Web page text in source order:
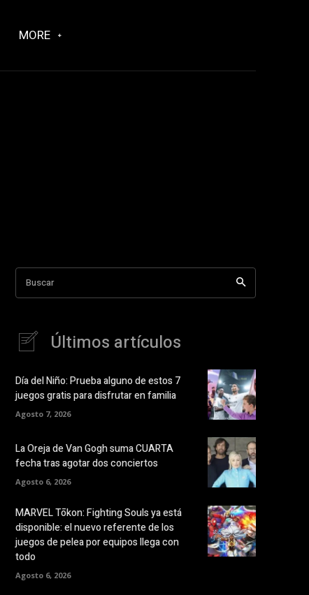
MORE
Buscar
Últimos artículos
Día del Niño: Prueba alguno de estos 7
juegos gratis para disfrutar en familia
Agosto 7, 2026
La Oreja de Van Gogh suma CUARTA
fecha tras agotar dos conciertos
Agosto 6, 2026
MARVEL Tōkon: Fighting Souls ya está
disponible: el nuevo referente de los
juegos de pelea por equipos llega con
todo
Agosto 6, 2026